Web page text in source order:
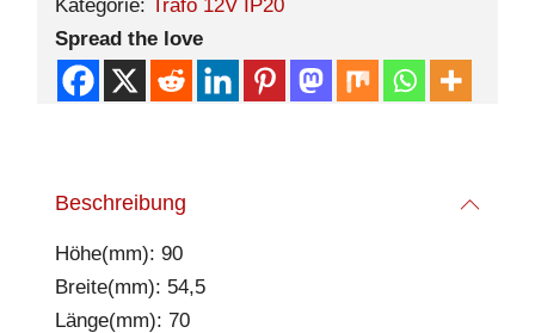
Kategorie: Trafo 12V IP20
Spread the love
Beschreibung
Höhe(mm): 90
Breite(mm): 54,5
Länge(mm): 70